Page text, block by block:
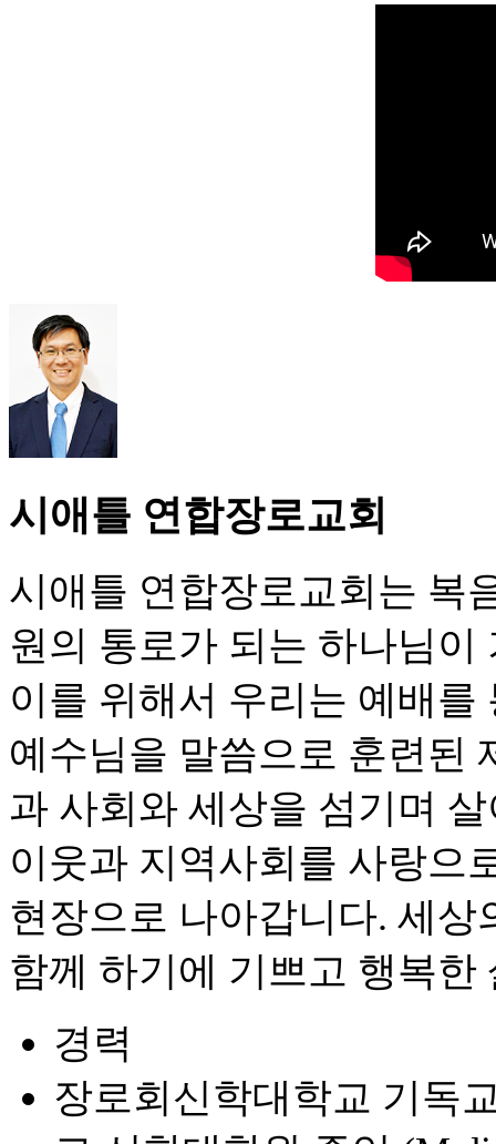
시애틀 연합장로교회
시애틀 연합장로교회는 복
원의 통로가 되는 하나님
이를 위해서 우리는 예배
예수님을 말씀으로 훈련된
과 사회와 세상을 섬기며
이웃과 지역사회를 사랑으
현장으로 나아갑니다. 세
함께 하기에 기쁘고 행복
경력
장로회신학대학교 기독